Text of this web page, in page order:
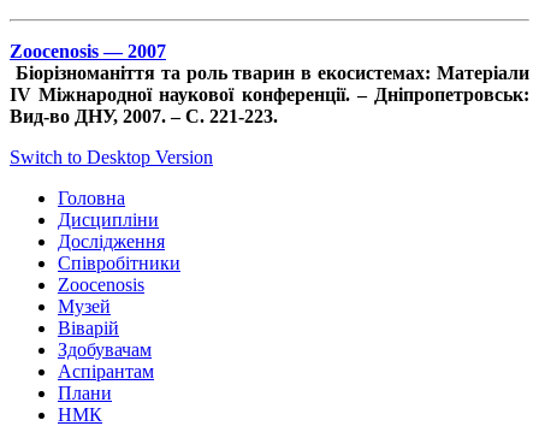
Zoocenosis — 2007
Біорізноманіття та роль тварин в екосистемах: Матеріали
ІV Міжнародної наукової конференції. – Дніпропетровськ:
Вид-во ДНУ, 2007. – С. 221-223.
Switch to Desktop Version
Головна
Дисципліни
Дослідження
Співробітники
Zoocenosis
Музей
Віварій
Здобувачам
Аспірантам
Плани
НМК